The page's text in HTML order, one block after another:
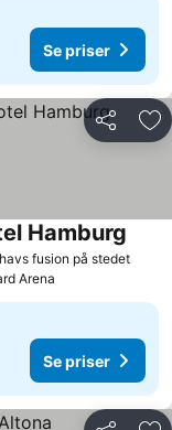
Se priser
Del
fusion på stedetSe
Hamburg
Arena
Se priser